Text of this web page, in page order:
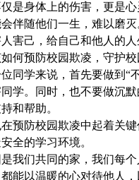
是身体上的伤害，更是
伴随他们一生，难以磨
害己，给自己和他人的
何预防校园欺凌，守护
同学来说，首先要做到 “
学。同时，也不要做沉
和帮助。
预防校园欺凌中起着关
全的学习环境。
我们共同的家，我们每
能以温暖的心对待他人